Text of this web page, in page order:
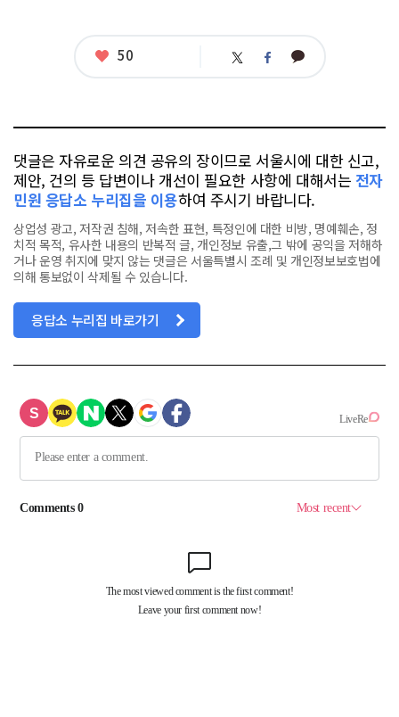
좋
50 트 페 카
댓글은 자유로운 의견 공유의 장이므로 서울시에 대한 신고,
제안, 건의 등 답변이나 개선이 필요한 사항에 대해서는 전자
민원 응답소 누리집을 이용하여 주시기 바랍니다.
상업성 광고, 저작권 침해, 저속한 표현, 특정인에 대한 비방, 명예훼손, 정
치적 목적, 유사한 내용의 반복적 글, 개인정보 유출,그 밖에 공익을 저해하
거나 운영 취지에 맞지 않는 댓글은 서울특별시 조례 및 개인정보보호법에
의해 통보없이 삭제될 수 있습니다.
응답소 누리집 바로가기